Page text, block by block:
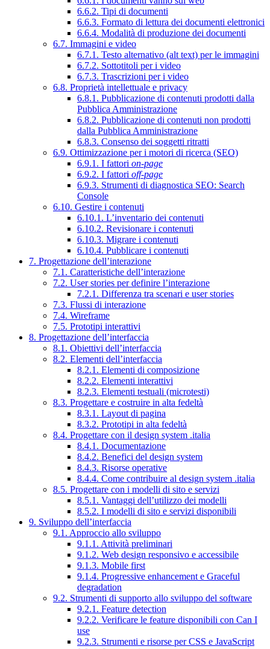
6.6.2. Tipi di documenti
6.6.3. Formato di lettura dei documenti elettronici
6.6.4. Modalità di produzione dei documenti
6.7. Immagini e video
6.7.1. Testo alternativo (alt text) per le immagini
6.7.2. Sottotitoli per i video
6.7.3. Trascrizioni per i video
6.8. Proprietà intellettuale e privacy
6.8.1. Pubblicazione di contenuti prodotti dalla
Pubblica Amministrazione
6.8.2. Pubblicazione di contenuti non prodotti
dalla Pubblica Amministrazione
6.8.3. Consenso dei soggetti ritratti
6.9. Ottimizzazione per i motori di ricerca (SEO)
6.9.1. I fattori on-page
6.9.2. I fattori off-page
6.9.3. Strumenti di diagnostica SEO: Search
Console
6.10. Gestire i contenuti
6.10.1. L’inventario dei contenuti
6.10.2. Revisionare i contenuti
6.10.3. Migrare i contenuti
6.10.4. Pubblicare i contenuti
7. Progettazione dell’interazione
7.1. Caratteristiche dell’interazione
7.2. User stories per definire l’interazione
7.2.1. Differenza tra scenari e user stories
7.3. Flussi di interazione
7.4. Wireframe
7.5. Prototipi interattivi
8. Progettazione dell’interfaccia
8.1. Obiettivi dell’interfaccia
8.2. Elementi dell’interfaccia
8.2.1. Elementi di composizione
8.2.2. Elementi interattivi
8.2.3. Elementi testuali (microtesti)
8.3. Progettare e costruire in alta fedeltà
8.3.1. Layout di pagina
8.3.2. Prototipi in alta fedeltà
8.4. Progettare con il design system .italia
8.4.1. Documentazione
8.4.2. Benefici del design system
8.4.3. Risorse operative
8.4.4. Come contribuire al design system .italia
8.5. Progettare con i modelli di sito e servizi
8.5.1. Vantaggi dell’utilizzo dei modelli
8.5.2. I modelli di sito e servizi disponibili
9. Sviluppo dell’interfaccia
9.1. Approccio allo sviluppo
9.1.1. Attività preliminari
9.1.2. Web design responsivo e accessibile
9.1.3. Mobile first
9.1.4. Progressive enhancement e Graceful
degradation
9.2. Strumenti di supporto allo sviluppo del software
9.2.1. Feature detection
9.2.2. Verificare le feature disponibili con Can I
use
9.2.3. Strumenti e risorse per CSS e JavaScript